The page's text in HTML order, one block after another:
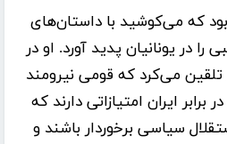
که می‌کوشید با داستان‌های
در یونانیان پدید آورد. او در
تلقین می‌کرد که قومی نیرومند
برابر ایران امتیازاتی دارند که
سیاسی برخوردار باشند و